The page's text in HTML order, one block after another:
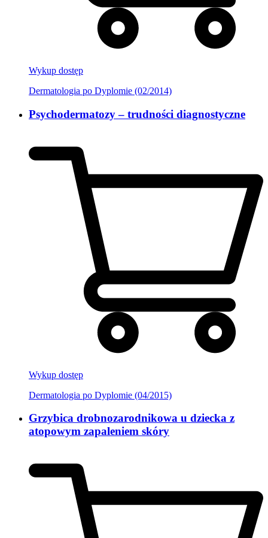
Wykup dostęp
Dermatologia po Dyplomie (02/2014)
Psychodermatozy – trudności diagnostyczne
Wykup dostęp
Dermatologia po Dyplomie (04/2015)
Grzybica drobnozarodnikowa u dziecka z
atopowym zapaleniem skóry